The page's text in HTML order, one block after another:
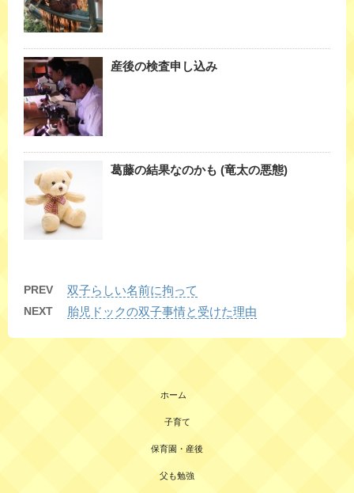
産後の検査申し込み
葛藤の結果なのかも (竜太の悪態)
PREV 双子らしい名前に拘って
NEXT 胎児ドックの双子事情と受けた理由
ホーム
子育て
保育園・産後
父も勉強